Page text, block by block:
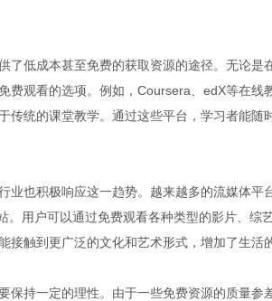
了低成本甚至免费的获取资源的途径。无论是
费观看的选项。例如，Coursera、edX等在线
传统的课堂教学。通过这些平台，学习者能随
业也积极响应这一趋势。越来越多的流媒体平
。用户可以通过免费观看各种类型的影片、综
触到更广泛的文化和艺术形式，增加了生活
保持一定的理性。由于一些免费资源的质量参